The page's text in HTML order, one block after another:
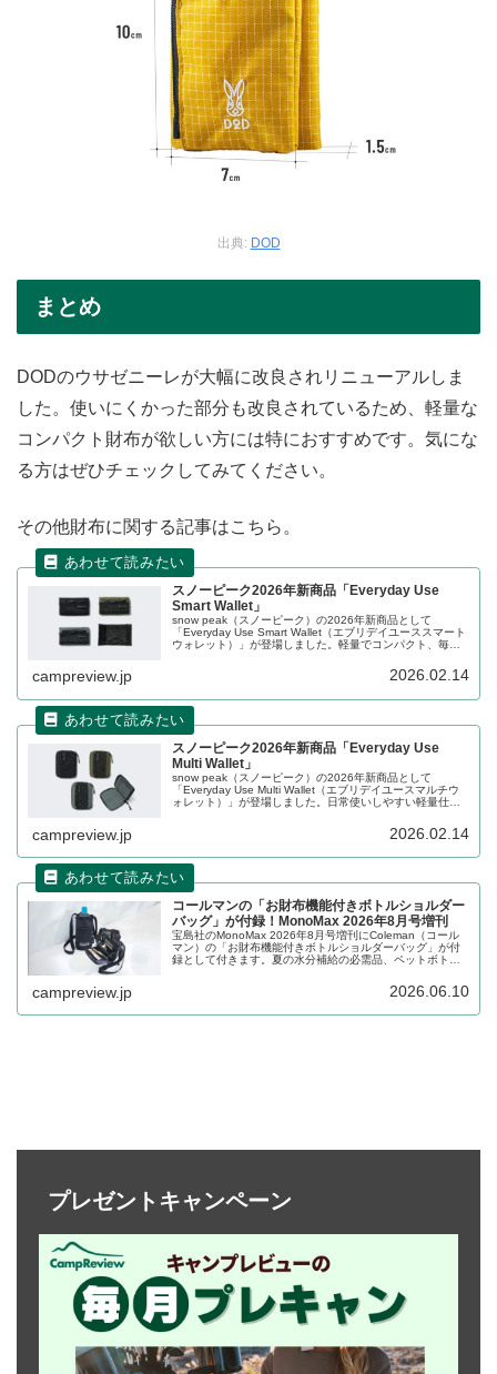
出典: DOD
まとめ
DODのウサゼニーレが大幅に改良されリニューアルしま
した。使いにくかった部分も改良されているため、軽量な
コンパクト財布が欲しい方には特におすすめです。気にな
る方はぜひチェックしてみてください。
その他財布に関する記事はこちら。
スノーピーク2026年新商品「Everyday Use
Smart Wallet」
snow peak（スノーピーク）の2026年新商品として
「Everyday Use Smart Wallet（エブリデイユーススマート
ウォレット）」が登場しました。軽量でコンパクト、毎日
収まるサイズなので、ポケットやバッグに入れても邪魔に
campreview.jp 2026.02.14
スノーピーク2026年新商品「Everyday Use
Multi Wallet」
snow peak（スノーピーク）の2026年新商品として
「Everyday Use Multi Wallet（エブリデイユースマルチウ
ォレット）」が登場しました。日常使いしやすい軽量仕様
を施したナイロン素材を使用し、ファスナーでスムーズに
campreview.jp 2026.02.14
コールマンの「お財布機能付きボトルショルダー
バッグ」が付録！MonoMax 2026年8月号増刊
宝島社のMonoMax 2026年8月号増刊にColeman（コール
マン）の「お財布機能付きボトルショルダーバッグ」が付
録として付きます。夏の水分補給の必需品、ペットボトル
campreview.jp 2026.06.10
プレゼントキャンペーン